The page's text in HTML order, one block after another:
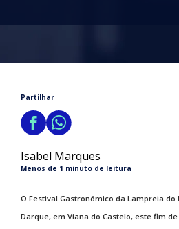
Partilhar
Isabel Marques
Menos de 1 minuto de leitura
O Festival Gastronómico da Lampreia
Darque, em Viana do Castelo, este fim